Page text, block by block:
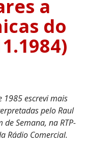
a
do
1985 escrevi mais
pelo Raul
Semana, na RTP-
Rádio Comercial.